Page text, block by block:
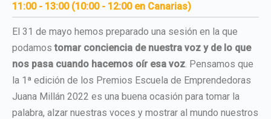
11:00 - 13:00 (10:00 - 12:00 en Canarias)
El 31 de mayo hemos preparado una sesión en la que
podamostomar conciencia de nuestra voz y de lo que
nos pasa cuando hacemos oír esa voz. Pensamos que
la 1ª edición de los Premios Escuela de Emprendedoras
Juana Millán 2022 es una buena ocasión para tomar la
palabra, alzar nuestras voces y mostrar al mundo nuestros